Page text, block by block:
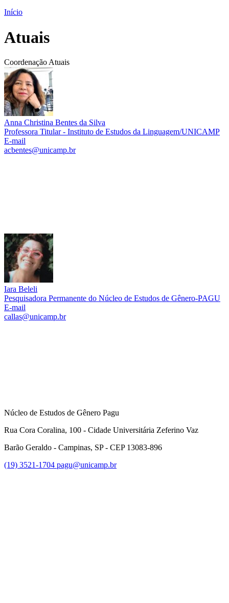
Início
Atuais
Coordenação Atuais
Anna Christina Bentes da Silva
Professora Titular - Instituto de Estudos da Linguagem/UNICAMP
E-mail
acbentes@unicamp.br
Iara Beleli
Pesquisadora Permanente do Núcleo de Estudos de Gênero-PAGU
E-mail
callas@unicamp.br
Núcleo de Estudos de Gênero Pagu
Rua Cora Coralina, 100 - Cidade Universitária Zeferino Vaz
Barão Geraldo - Campinas, SP - CEP 13083-896
(19) 3521-1704 pagu@unicamp.br